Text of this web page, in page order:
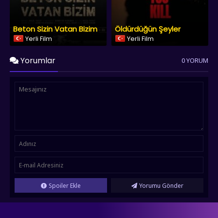
Beton Sizin Vatan Bizim
Yerli Film
Öldürdüğün Şeyler
Yerli Film
Yorumlar 0 YORUM
Spoiler Ekle Yorumu Gönder